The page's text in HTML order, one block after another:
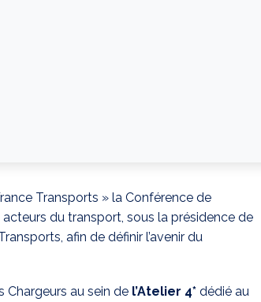
Transports » la Conférence de
du transport, sous la présidence de
afin de définir l’avenir du
Chargeurs au sein de l’Atelier 4* dédié au